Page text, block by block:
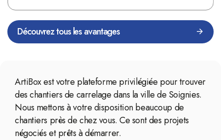
Découvrez tous les avantages
ArtiBox est votre plateforme privilégiée pour trouver
des chantiers de carrelage dans la ville de Soignies.
Nous mettons à votre disposition beaucoup de
chantiers près de chez vous. Ce sont des projets
négociés et prêts à démarrer.